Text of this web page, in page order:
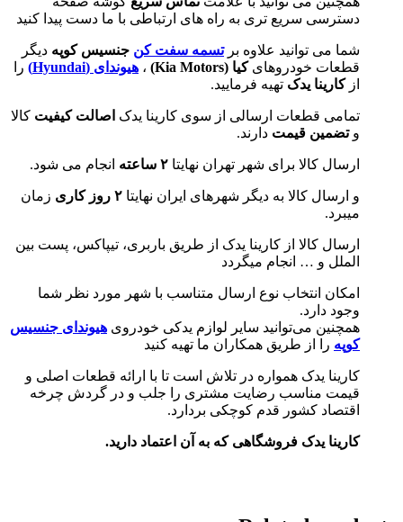
دسترسی سریع تری به راه های ارتباطی با ما دست پیدا کنید
شما می توانید علاوه برتسمه سفت کن جنسیس کوپه دیگر
قطعات خودروهایکیا (Kia Motors
) ، هیوندای (Hyundai
) را
ازکارینا یدک تهیه فرمایید.
تمامی قطعات ارسالی از سوی کارینا یدک اصالت کیفیت کالا
وتضمین قیمت دارند.
ارسال کالا برای شهر تهران نهایتا ۲ ساعته انجام می شود.
و ارسال کالا به دیگر شهرهای ایران نهایتا ۲ روز کاری
زمان
میبرد.
ارسال کالا از کارینا یدک از طریق باربری، تیپاکس، پست بین
الملل و … انجام میگردد
امکان انتخاب نوع ارسال متناسب با شهر مورد نظر شما
وجود دارد.
همچنین می‌توانید سایر لوازم یدکی خودروی هیوندای جنسیس
کوپه را از طریق همکاران ما تهیه کنید
کارینا یدک همواره در تلاش است تا با ارائه قطعات اصلی و
قیمت مناسب رضایت مشتری را جلب و در گردش چرخه
اقتصاد کشور قدم کوچکی بردارد.
کارینا یدک فروشگاهی که به آن اعتماد دارید.